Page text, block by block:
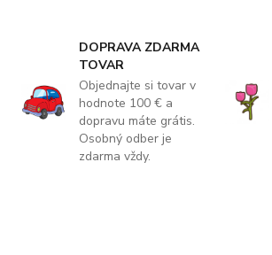
DOPRAVA ZDARMA
TOVAR
Objednajte si tovar v
hodnote 100 € a
dopravu máte grátis.
Osobný odber je
zdarma vždy.